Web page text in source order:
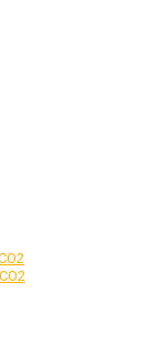
att göra